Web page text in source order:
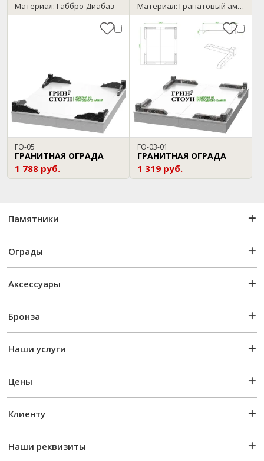
Материал: Габбро-Диабаз
ГО-05
ГРАНИТНАЯ ОГРАДА
1 788 руб.
Материал: Гранатовый амфиболит
ГО-03-01
ГРАНИТНАЯ ОГРАДА
1 319 руб.
Памятники
Ограды
Аксессуары
Бронза
Наши услуги
Цены
Клиенту
Наши реквизиты